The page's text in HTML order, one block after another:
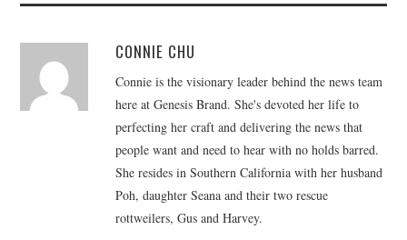
CONNIE CHU
Connie is the visionary leader behind the news team
here at Genesis Brand. She's devoted her life to
perfecting her craft and delivering the news that
people want and need to hear with no holds barred.
She resides in Southern California with her husband
Poh, daughter Seana and their two rescue
rottweilers, Gus and Harvey.